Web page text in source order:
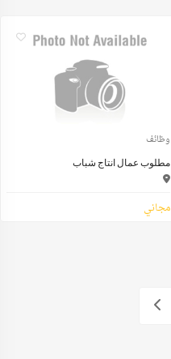
وظائف
مطلوب عمال انتاج شباب
مجاني